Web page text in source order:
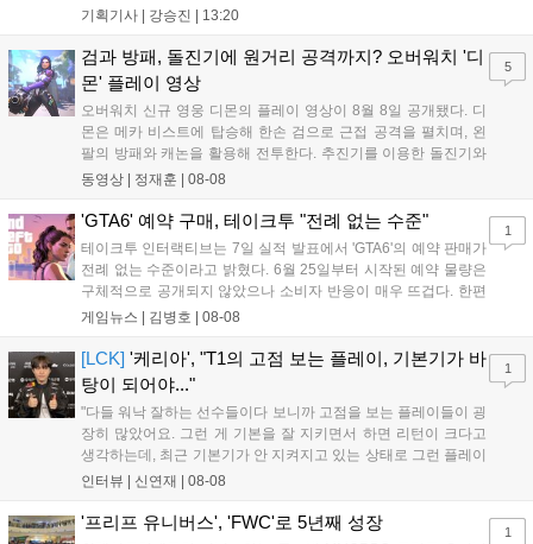
규 참전작과 크로스오버 합체기를 선보이며 작품을 완결 짓는다.
하는 몰입감 있는 서사와 조합을 구현하며 시리즈의 미래를 향한
새로운 가능성을 제시했다....
기획기사 | 강승진 | 13:20
검과 방패, 돌진기에 원거리 공격까지? 오버워치 '디
몬' 플레이 영상
오버워치 신규 영웅 디몬의 플레이 영상이 8월 8일 공개됐다. 디
몬은 메카 비스트에 탑승해 한손 검으로 근접 공격을 펼치며, 왼
팔의 방패와 캐논을 활용해 전투한다. 추진기를 이용한 돌진기와
참격 형태의 궁극기를 보유했고, 메카 파괴 시 맨몸으로 기관총을
산의 영웅들 업데이트를 통해 정식 출시될 예정이다....
동영상 | 정재훈 | 08-08
5
'GTA6' 예약 구매, 테이크투 "전례 없는 수준"
테이크투 인터랙티브는 7일 실적 발표에서 'GTA6'의 예약 판매가
전례 없는 수준이라고 밝혔다. 6월 25일부터 시작된 예약 물량은
구체적으로 공개되지 않았으나 소비자 반응이 매우 뜨겁다. 한편
11월 19일 PS5와 Xbox 시리즈 X|S로 정식 출시될 예정이며, 록
상 'Grand Theft Auto VI: An Extended Look'을 최초 공개할 계획
이다....
게임뉴스 | 김병호 | 08-08
1
[LCK] '케리아', "T1의 고점 보는 플레이, 기본기가 바
탕이 되어야..."
"다들 워낙 잘하는 선수들이다 보니까 고점을 보는 플레이들이 굉
장히 많았어요. 그런 게 기본을 잘 지키면서 하면 리턴이 크다고
생각하는데, 최근 기본기가 안 지켜지고 있는 상태로 그런 플레이
를 추구하다 보니까 팀적으로 안 좋은 사고가 계속 많이 났던 것
LoL 챔피언스 코리아(LCK)'...
인터뷰 | 신연재 | 08-08
1
'프리프 유니버스', 'FWC'로 5년째 성장 1